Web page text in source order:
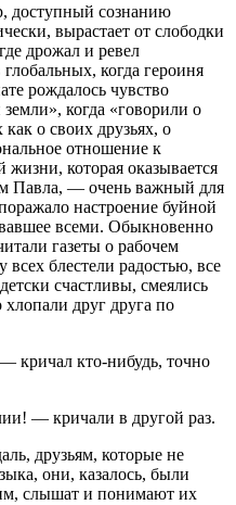
доступный сознанию
вырастает от слободки
дрожал и ревел
когда героиня
рождалось чувство
когда «говорили о
о своих друзьях, о
отношение к
которая оказывается
Павла, — очень важный для
настроение буйной
всеми. Обыкновенно
газеты о рабочем
всех блестели радостью, все
счастливы, смеялись
друг друга по
кто-нибудь, точно
— кричали в другой раз.
друзьям, которые не
они, казалось, были
слышат и понимают их